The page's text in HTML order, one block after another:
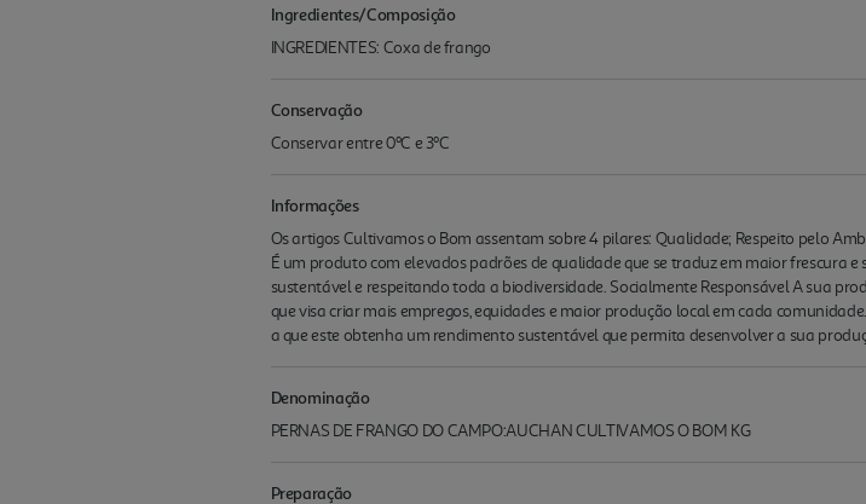
Ingredientes/Composição
INGREDIENTES: Coxa de frango
Conservação
Conservar entre 0ºC e 3ºC
Informações
Os artigos Cultivamos o Bom assentam sobre 4 pilares: Qualidade; Respeito pelo
É um produto com elevados padrões de qualidade que se traduz em maior frescura
sustentável e respeitando toda a biodiversidade. Socialmente Responsável A sua
que visa criar mais empregos, equidades e maior produção local em cada
a que este obtenha um rendimento sustentável que permita desenvolver a sua
Denominação
PERNAS DE FRANGO DO CAMPO:AUCHAN CULTIVAMOS O BOM KG
Preparação